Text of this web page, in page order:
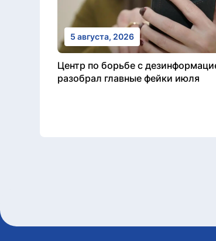
5 августа, 2026
Центр по борьбе с
разобрал главные фейки июля